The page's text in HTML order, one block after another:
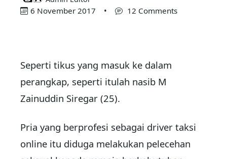
6 November 2017 • 12 Comments
Seperti tikus yang masuk ke dalam
perangkap, seperti itulah nasib M
Zainuddin Siregar (25).
Pria yang berprofesi sebagai driver taksi
online itu diduga melakukan pelecehan